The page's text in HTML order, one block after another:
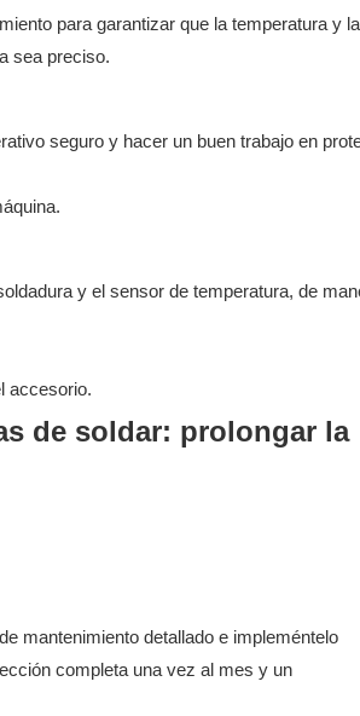
para garantizar que la temperatura y la
sea preciso.
seguro y hacer un buen trabajo en
y el sensor de temperatura, de
accesorio.
mantenimiento detallado e impleméntelo
completa una vez al mes y un